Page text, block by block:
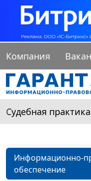
Компания
Судебная практика
Информационно-
обеспечение